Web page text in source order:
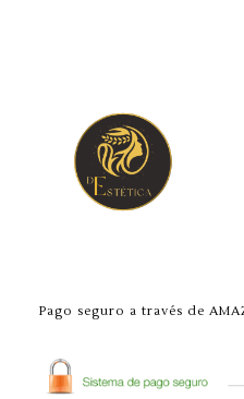
Pago seguro a través de